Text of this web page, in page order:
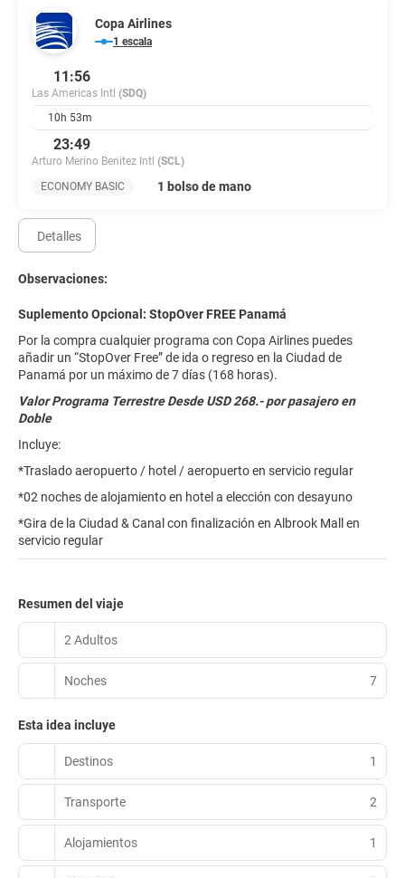
Copa Airlines
1 escala
11:56
Las Americas Intl (SDQ)
10h 53m
23:49
Arturo Merino Benitez Intl (SCL)
ECONOMY BASIC
1 bolso de mano
Detalles
Observaciones:
Suplemento Opcional: StopOver FREE Panamá
Por la compra cualquier programa con Copa Airlines puedes
añadir un “StopOver Free” de ida o regreso en la Ciudad de
Panamá por un máximo de 7 días (168 horas).
Valor Programa Terrestre Desde USD 268.- por pasajero en
Doble
Incluye:
*Traslado aeropuerto / hotel / aeropuerto en servicio regular
*02 noches de alojamiento en hotel a elección con desayuno
*Gira de la Ciudad & Canal con finalización en Albrook Mall en
servicio regular
Resumen del viaje
2 Adultos
Noches 7
Esta idea incluye
Destinos 1
Transporte 2
Alojamientos 1